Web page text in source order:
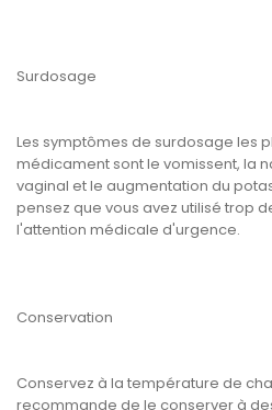
Surdosage
Les symptômes de surdosage les
médicament sont le vomissent, la
vaginal et le augmentation du
pensez que vous avez utilisé trop
l'attention médicale d'urgence.
Conservation
Conservez à la température de
recommande de le conserver à